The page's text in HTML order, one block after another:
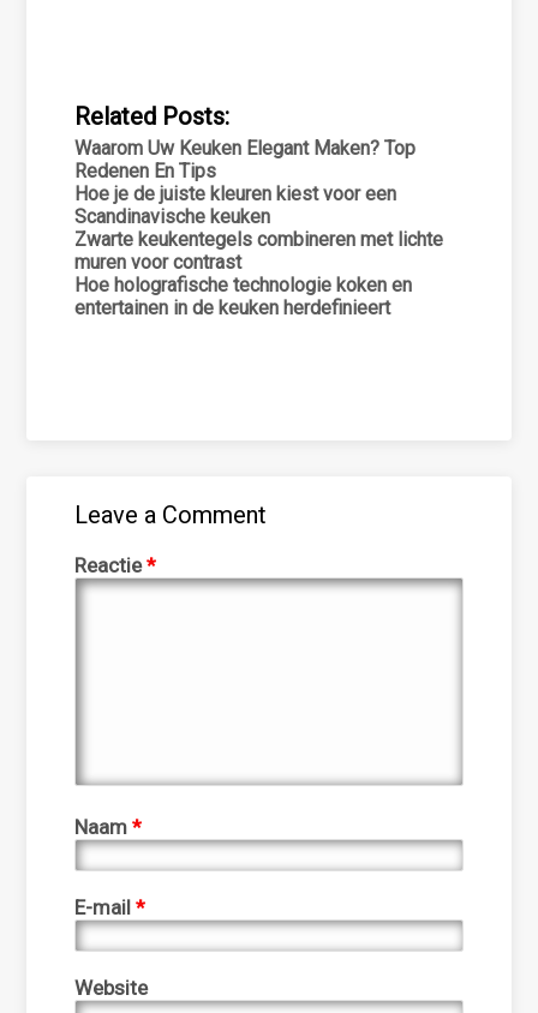
Related Posts:
Waarom Uw Keuken Elegant Maken? Top
Redenen En Tips
Hoe je de juiste kleuren kiest voor een
Scandinavische keuken
Zwarte keukentegels combineren met lichte
muren voor contrast
Hoe holografische technologie koken en
entertainen in de keuken herdefinieert
Leave a Comment
Reactie*
Naam*
E-mail*
Website